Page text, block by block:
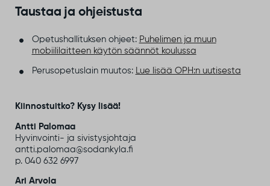
Taustaa ja ohjeistusta
Opetushallituksen ohjeet: Puhelimen ja muun
mobiililaitteen käytön säännöt koulussa
Perusopetuslain muutos: Lue lisää OPH:n uutisesta
Kiinnostuitko? Kysy lisää!
Antti Palomaa
Hyvinvointi- ja sivistysjohtaja
antti.palomaa@sodankyla.fi
p. 040 632 6997
Ari Arvola